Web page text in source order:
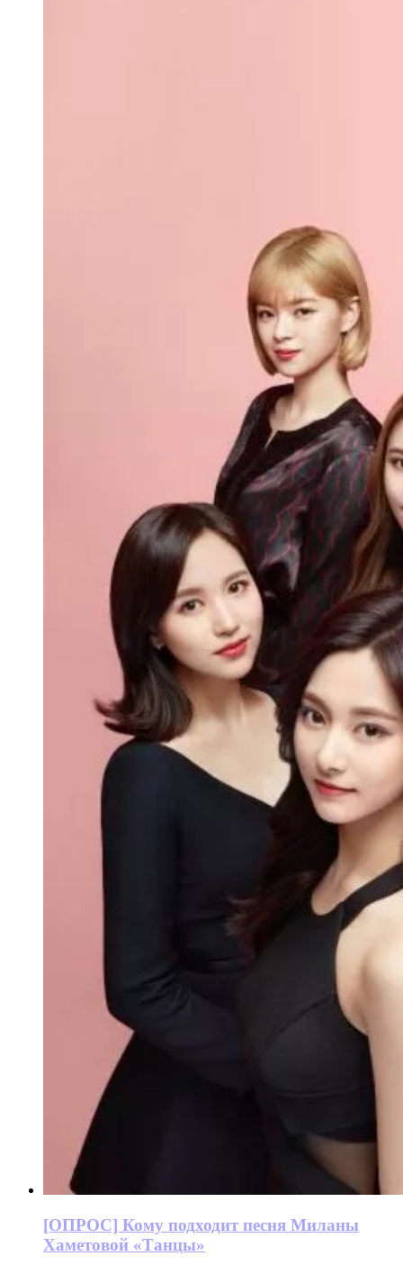
[ОПРОС] Кому подходит песня Миланы
Хаметовой «Танцы»